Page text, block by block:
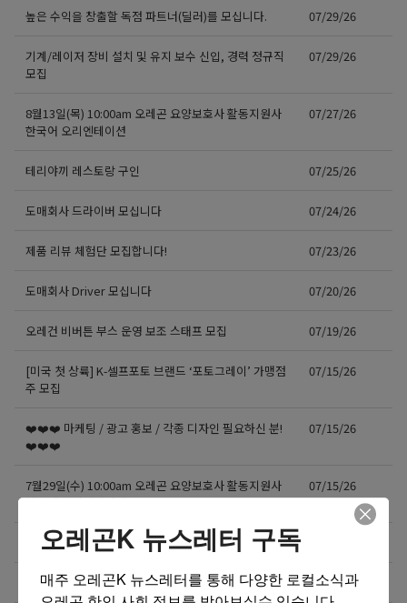
높은 수익을 창출할 독점 파트너(딜러)를 모십니다. 07/29/26
기계/레이저 장비 설치 및 유지 보수 신입, 경력 정규직
모집
07/29/26
8월13일(목) 10:00am 오레곤 요양보호사 활동지원사
한국어 오리엔테이션
07/27/26
테리야끼 레스토랑 구인 07/25/26
도매회사 드라이버 모십니다 07/24/26
제품 리뷰 체험단 모집합니다! 07/23/26
도매회사 Driver 모십니다 07/20/26
오레건 비버튼 부스 운영 보조 스태프 모집 07/19/26
[미국 첫 상륙] K-셀프포토 브랜드 ‘포토그레이’ 가맹점
주 모집
07/15/26
❤️❤️❤️ 마케팅 / 광고 홍보 / 각종 디자인 필요하신 분!
❤️❤️❤️
07/15/26
7월29일(수) 10:00am 오레곤 요양보호사 활동지원사
한국어 오리엔테이션
07/15/26
NE에 위치한 단체 티셔츠 제작 Store에서 구인합니다.
도매회사 드라이버 모십니다 07/12/26
오레곤K 뉴스레터 구독
매주 오레곤K 뉴스레터를 통해 다양한 로컬소식과